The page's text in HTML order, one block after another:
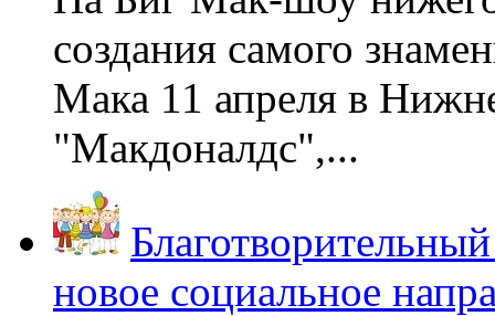
создания самого
Мака 11 апреля в
"Макдоналдс",...
новое социальное